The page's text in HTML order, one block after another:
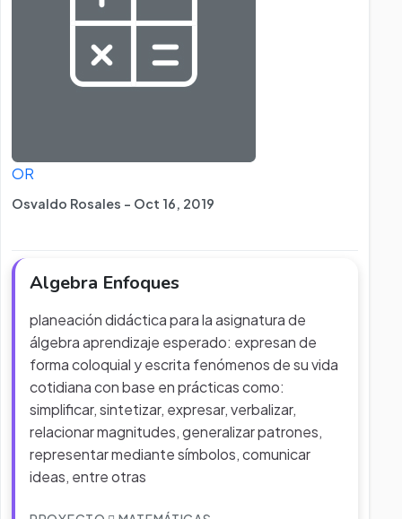
OR
Osvaldo Rosales - Oct 16, 2019
Algebra Enfoques
planeación didáctica para la asignatura de
álgebra aprendizaje esperado: expresan de
forma coloquial y escrita fenómenos de su vida
cotidiana con base en prácticas como:
simplificar, sintetizar, expresar, verbalizar,
relacionar magnitudes, generalizar patrones,
representar mediante símbolos, comunicar
ideas, entre otras